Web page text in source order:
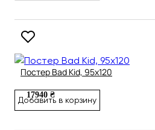
Постер Bad Kid, 95х120
17940 ₴
Добавить в корзину